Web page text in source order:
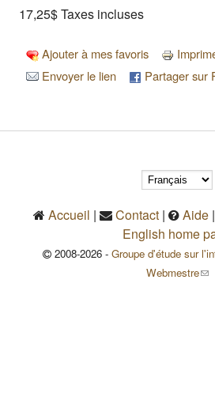
17,25$Taxes incluses
Ajouter à mes favoris
Envoyer le lien
Partager sur
Accueil | Contact | Aide |
English home
2008-2026 - Groupe d'étude sur
Webmestre(le